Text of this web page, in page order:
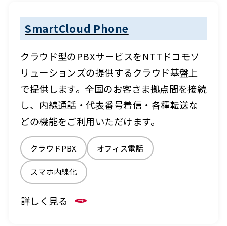
SmartCloud Phone
クラウド型のPBXサービスをNTTドコモソ
リューションズの提供するクラウド基盤上
で提供します。全国のお客さま拠点間を接続
し、内線通話・代表番号着信・各種転送な
どの機能をご利用いただけます。
クラウドPBX オフィス電話
スマホ内線化
詳しく見る